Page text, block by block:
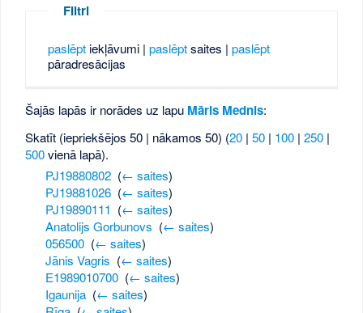
Filtri
paslēptiekļāvumi | paslēptsaites | paslēpt
pāradresācijas
Šajās lapās ir norādes uz lapu Māris Mednis:
Skatīt (iepriekšējos 50 | nākamos 50) (20 |50 | 100 |250 |
500vienā lapā).
PJ19880802‎ (← saites)
PJ19881026‎ (← saites)
PJ19890111 (← saites)
Anatolijs Gorbunovs (← saites)
056500‎ (← saites)
Jānis Vagris (← saites)
E1989010700‎ (← saites)
Igaunija‎ (← saites)